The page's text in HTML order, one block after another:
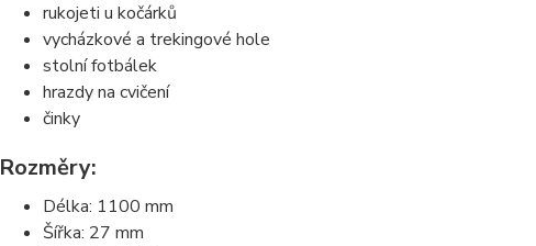
rukojeti u kočárků
vycházkové a trekingové hole
stolní fotbálek
hrazdy na cvičení
činky
Rozměry:
Délka: 1100 mm
Šířka: 27 mm